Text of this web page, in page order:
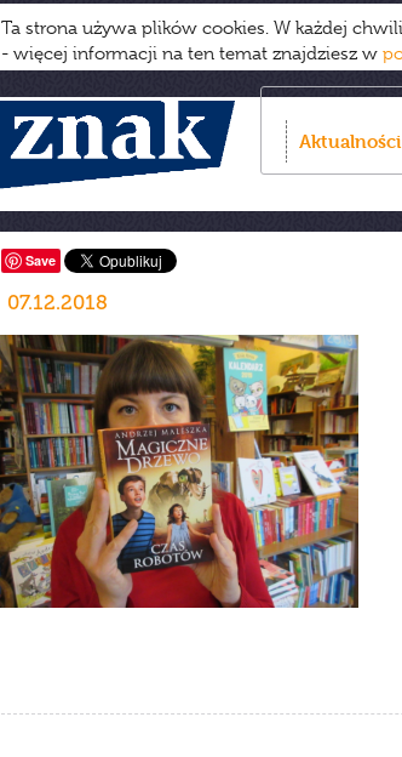
Ta strona używa plików cookies. W każdej
- więcej informacji na ten temat znajdziesz w
Aktualności
Save
07.12.2018